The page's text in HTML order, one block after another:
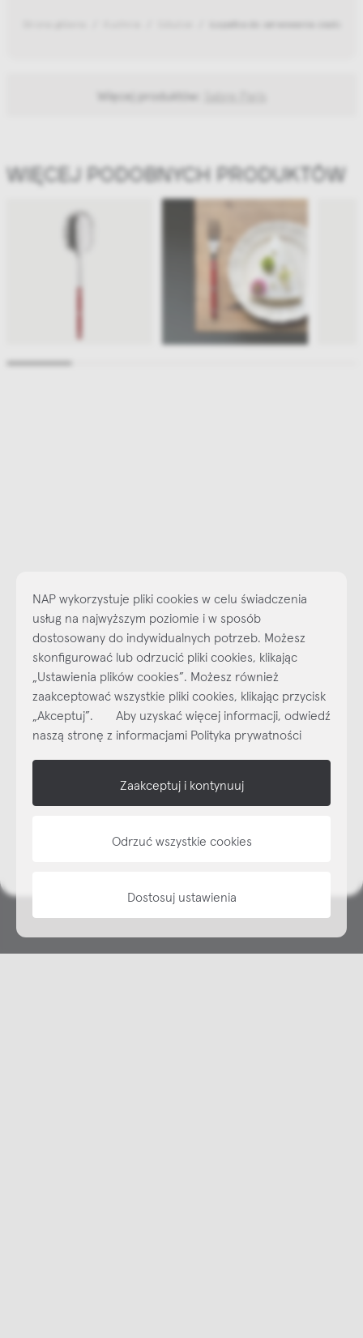
Więcej produktów:
WIĘCEJ PODOBNYCH PRODUKTÓW
Najlepsze inspiracje i promocje na wyciągnięcie ręki, zapisz się już
dzisiaj do naszego cyklicznego newslettera!
SubskrybujNEWSLETTER
NAP
NAP wykorzystuje pliki cookies w celu świadczenia
usług na najwyższym poziomie i w sposób
dostosowany do indywidualnych potrzeb. Możesz
skonfigurować lub odrzucić pliki cookies, klikając
„Ustawienia plików cookies”. Możesz również
zaakceptować wszystkie pliki cookies, klikając przycisk
„Akceptuj”. Aby uzyskać więcej informacji, odwiedź
naszą stronę z informacjami Polityka prywatności
Zaakceptuj i kontynuuj
Odrzuć wszystkie cookies
Dostosuj ustawienia